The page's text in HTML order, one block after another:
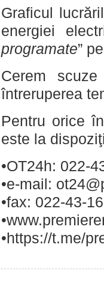
Graficul
energiei
programate”
Cerem
întreruperea
Pentru orice
este la
•OT24h: 022-
•e-mail:
•fax: 022-43-
•https://t.me/